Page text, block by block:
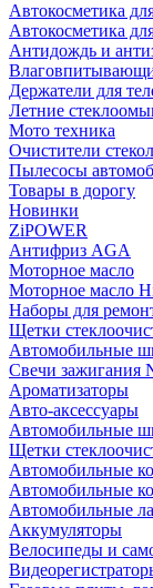
Автокосметика
Автокосметика
Антидождь и
Держатели для
Летние
Мото техника
Очистители стекол
Пылесосы
Товары в дорогу
Новинки
ZiPOWER
Антифриз AGA
Моторное масло
Моторное масло
Наборы для
Щетки
Автомобильные
Свечи зажигания
Ароматизаторы
Авто-аксессуары
Автомобильные
Щетки
Автомобильные
Автомобильные
Автомобильные
Аккумуляторы
Велосипеды и